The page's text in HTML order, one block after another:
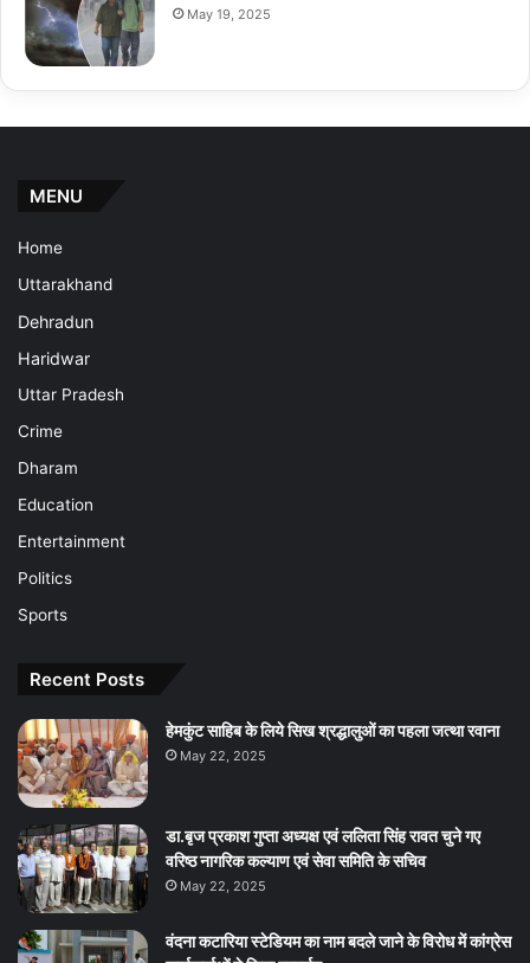
May 19, 2025
MENU
Home
Uttarakhand
Dehradun
Haridwar
Uttar Pradesh
Crime
Dharam
Education
Entertainment
Politics
Sports
Recent Posts
हेमकुंट साहिब के लिये सिख श्रद्धालुओं का पहला जत्था रवाना
May 22, 2025
डा.बृज प्रकाश गुप्ता अध्यक्ष एवं ललिता सिंह रावत चुने गए
वरिष्ठ नागरिक कल्याण एवं सेवा समिति के सचिव
May 22, 2025
वंदना कटारिया स्टेडियम का नाम बदले जाने के विरोध में कांग्रेस